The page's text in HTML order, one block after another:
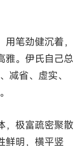
笔劲健沉着，
雅。伊氏自己总
减省、虚实、
，极富疏密聚散
鲜明，横平竖